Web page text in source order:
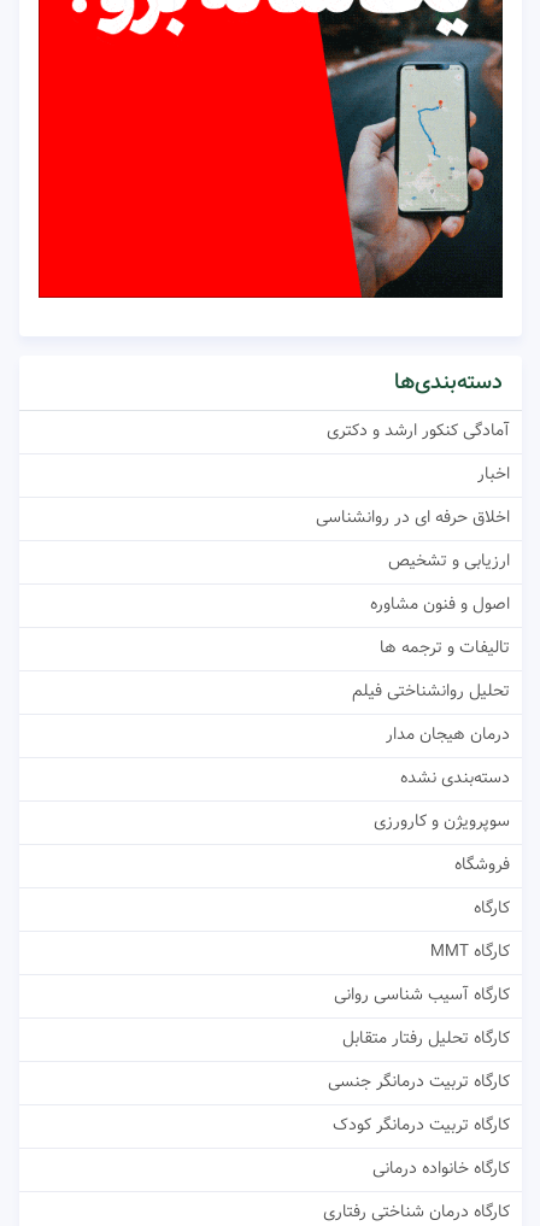
دسته‌بندی‌ها
آمادگی کنکور ارشد و دکتری
اخبار
اخلاق حرفه ای در روانشناسی
ارزیابی و تشخیص
اصول و فنون مشاوره
تالیفات و ترجمه ها
تحلیل روانشناختی فیلم
درمان هیجان مدار
دسته‌بندی نشده
سوپرویژن و کارورزی
فروشگاه
کارگاه
کارگاه MMT
کارگاه آسیب شناسی روانی
کارگاه تحلیل رفتار متقابل
کارگاه تربیت درمانگر جنسی
کارگاه تربیت درمانگر کودک
کارگاه خانواده درمانی
کارگاه درمان شناختی رفتاری